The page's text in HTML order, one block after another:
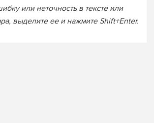
или неточность в тексте или
выделите ее и нажмите Shift+Enter.